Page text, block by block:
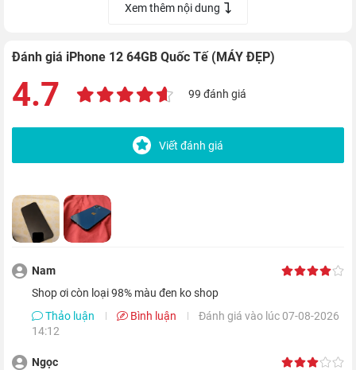
Mặt trước của thiết bị sẽ được trang bị màn hình Super Retina
XDR OLED tràn viền và phủ lớp kính Ceramic Shield - vật liệu
kết hợp giữa thủy tinh và gốm, cho khả năng bảo vệ máy khỏi
va đập tốt hơn đến 4 lần. Thiết bị cũng được trang bị khả năng
Màn hình OLED Super Retina XDR cho trải
nghiệm hoàn hảo
Xem thêm nội dung
Đánh giá iPhone 12 64GB Quốc Tế (MÁY ĐẸP)
4.7 99 đánh giá
Viết đánh giá
Nam
shop ơi còn loại 98% màu đen ko shop
Thảo luận
Bình luận
Đánh giá vào lúc 07-08-2026
14:12
Ngọc